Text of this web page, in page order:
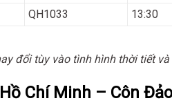
QH1033 13:30
đổi tùy vào tình hình thời tiết
Chí Minh – Côn Đảo